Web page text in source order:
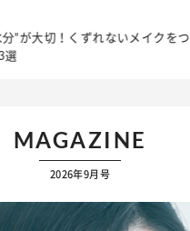
”が大切！くずれないメイクを
選
MAGAZINE
2026年9月号